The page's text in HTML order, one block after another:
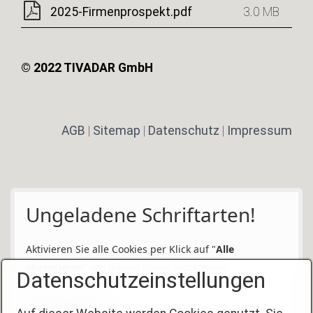
2025-Firmenprospekt.pdf 3.0 MB
© 2022 TIVADAR GmbH
AGB | Sitemap | Datenschutz | Impressum
Ungeladene Schriftarten!
Aktivieren Sie alle Cookies per Klick auf "Alle
Datenschutzeinstellungen